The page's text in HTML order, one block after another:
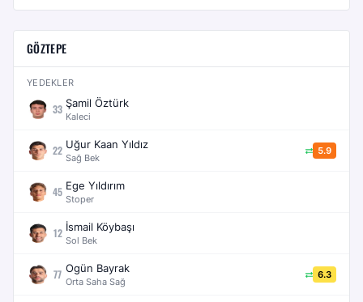
GÖZTEPE
YEDEKLER
33 Şamil Öztürk
Kaleci
22 Uğur Kaan Yıldız
Sağ Bek
5.9
45 Ege Yıldırım
Stoper
12 İsmail Köybaşı
Sol Bek
77 Ogün Bayrak
Orta Saha Sağ
6.3